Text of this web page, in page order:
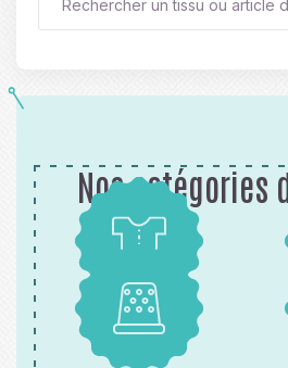
Nos catégories
Patrons
Mercerie